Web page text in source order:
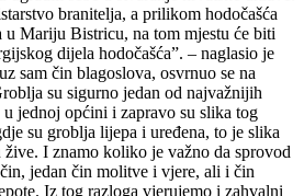
branitelja, a prilikom hodočašća
Mariju Bistricu, na tom mjestu će biti
dijela hodočašća”. – naglasio je
sam čin blagoslova, osvrnuo se na
su sigurno jedan od najvažnijih
u jednoj općini i zapravo su slika tog
su groblja lijepa i uređena, to je slika
I znamo koliko je važno da sprovod
jedan čin molitve i vjere, ali i čin
Iz tog razloga vjerujemo i zahvalni